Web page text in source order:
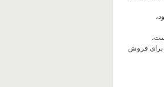
برای فروش